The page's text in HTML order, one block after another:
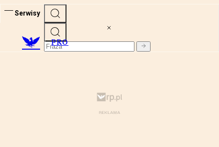
Serwisy
PRO